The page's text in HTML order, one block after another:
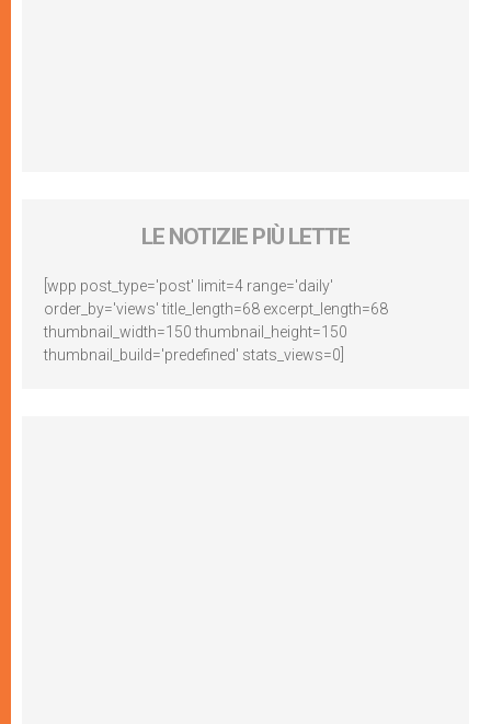
LE NOTIZIE PIÙ LETTE
[wpp post_type='post' limit=4 range='daily'
order_by='views' title_length=68 excerpt_length=68
thumbnail_width=150 thumbnail_height=150
thumbnail_build='predefined' stats_views=0]